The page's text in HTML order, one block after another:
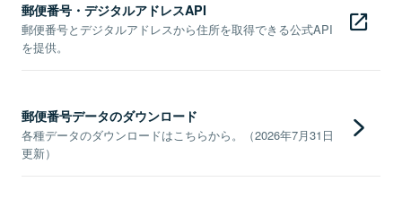
郵便番号・デジタルアドレスAPI
郵便番号とデジタルアドレスから住所を取得できる公式API
を提供。
郵便番号データのダウンロード
各種データのダウンロードはこちらから。（2026年7月31日
更新）